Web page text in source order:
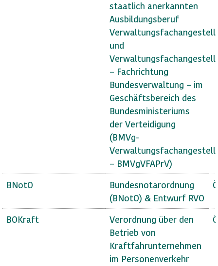
staatlich anerkannten
Ausbildungsberuf
und
– Fachrichtung
Bundesverwaltung – im
Geschäftsbereich des
Bundesministeriums
der Verteidigung
(BMVg-
– BMVgVFAPrV)
BNotO
Bundesnotarordnung
(BNotO) & Entwurf RVO
BOKraft
Verordnung über den
Betrieb von
Kraftfahrunternehmen
im Personenverkehr